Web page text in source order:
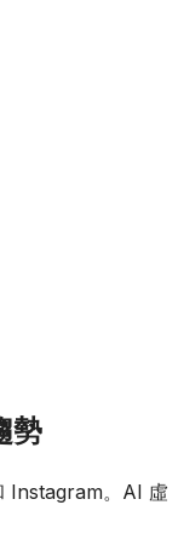
勢
Instagram。AI 虛